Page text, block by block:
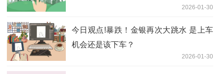
2026-01-30
今日观点!暴跌！金银再次大跳水 是上车
机会还是该下车？
2026-01-30